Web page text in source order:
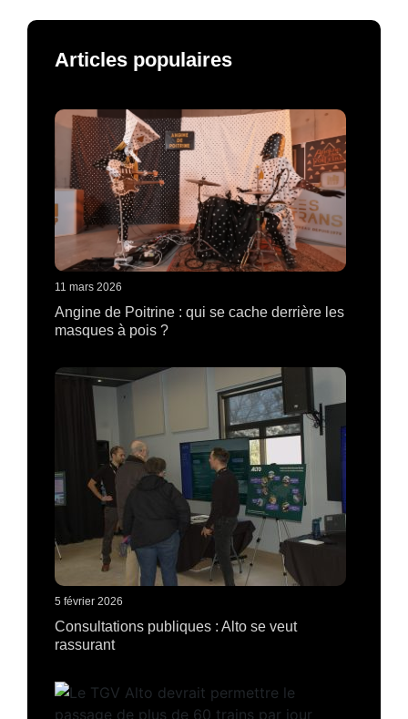
Articles populaires
11 mars 2026
Angine de Poitrine : qui se cache derrière les
masques à pois ?
5 février 2026
Consultations publiques : Alto se veut
rassurant